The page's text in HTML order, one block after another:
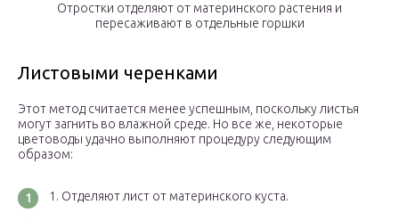
Отростки отделяют от материнского растения и
пересаживают в отдельные горшки
Листовыми черенками
Этот метод считается менее успешным, поскольку листья
могут загнить во влажной среде. Но все же, некоторые
цветоводы удачно выполняют процедуру следующим
образом:
Отделяют лист от материнского куста.